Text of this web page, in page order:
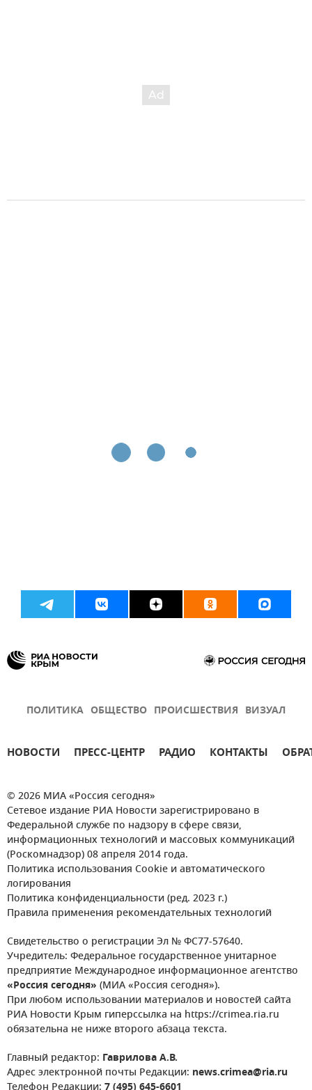
ПОЛИТИКА ОБЩЕСТВО ПРОИСШЕСТВИЯ ВИЗУАЛ
НОВОСТИ ПРЕСС-ЦЕНТР РАДИО КОНТАКТЫ
© 2026 МИА «Россия сегодня»
Сетевое издание РИА Новости зарегистрировано в
Федеральной службе по надзору в сфере связи,
информационных технологий и массовых коммуникаций
(Роскомнадзор) 08 апреля 2014 года.
Политика использования Cookie и автоматического
логирования
Политика конфиденциальности (ред. 2023 г.)
Правила применения рекомендательных технологий
Свидетельство о регистрации Эл № ФС77-57640.
Учредитель: Федеральное государственное унитарное
предприятие Международное информационное агентство
«Россия сегодня» (МИА «Россия сегодня»).
При любом использовании материалов и новостей сайта
РИА Новости Крым гиперссылка на https://crimea.ria.ru
обязательна не ниже второго абзаца текста.
Главный редактор: Гаврилова А.В.
Адрес электронной почты Редакции: news.crimea@ria.ru